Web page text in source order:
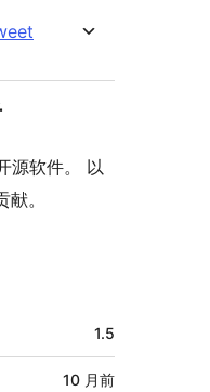
源软件。 以
。
1.5
10 月前